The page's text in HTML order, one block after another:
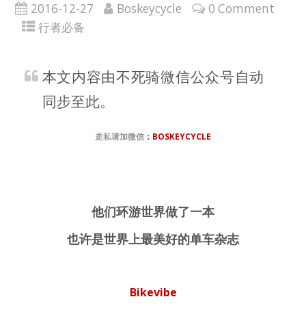
2016-12-27 Boskeycycle
0 Comment
行者必备
本文内容由不死骑微信公众号自动
同步至此。
走私请加微信 ： BOSKEYCYCLE
他们环游世界做了一本
也许是世界上最美好的单车杂志
Bikevibe